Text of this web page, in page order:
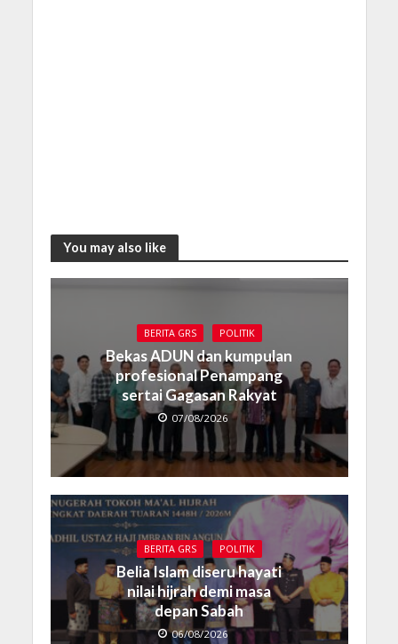
You may also like
BERITA GRS POLITIK
Bekas ADUN dan kumpulan
profesional Penampang
sertai Gagasan Rakyat
07/08/2026
BERITA GRS POLITIK
Belia Islam diseru hayati
nilai hijrah demi masa
depan Sabah
06/08/2026